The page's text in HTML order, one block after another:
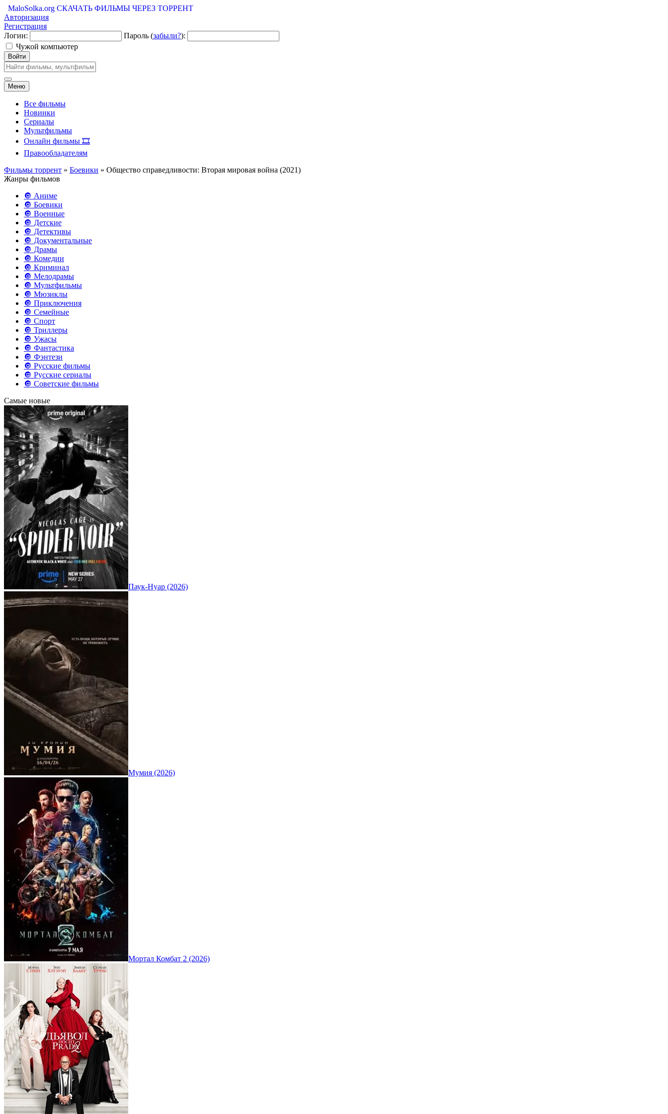
MaloSolka.org СКАЧАТЬ ФИЛЬМЫ ЧЕРЕЗ ТОРРЕНТ
Авторизация
Регистрация
Логин:
Пароль (забыли?):
Чужой компьютер
Войти
Меню
Все фильмы
Новинки
Сериалы
Мультфильмы
Онлайн фильмы 🎞️
Правообладателям
Фильмы торрент » Боевики » Общество справедливости: Вторая мировая война (2021)
Жанры фильмов
🔘 Аниме
🔘 Боевики
🔘 Военные
🔘 Детские
🔘 Детективы
🔘 Документальные
🔘 Драмы
🔘 Комедии
🔘 Криминал
🔘 Мелодрамы
🔘 Мультфильмы
🔘 Мюзиклы
🔘 Приключения
🔘 Семейные
🔘 Спорт
🔘 Триллеры
🔘 Ужасы
🔘 Фантастика
🔘 Фэнтези
🔘 Русские фильмы
🔘 Русские сериалы
🔘 Советские фильмы
Самые новые
Паук-Нуар (2026)
Мумия (2026)
Мортал Комбат 2 (2026)